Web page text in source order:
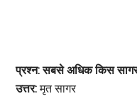
प्रश्न: सबसे अधिक किस सागर
उत्तर:मृत सागर